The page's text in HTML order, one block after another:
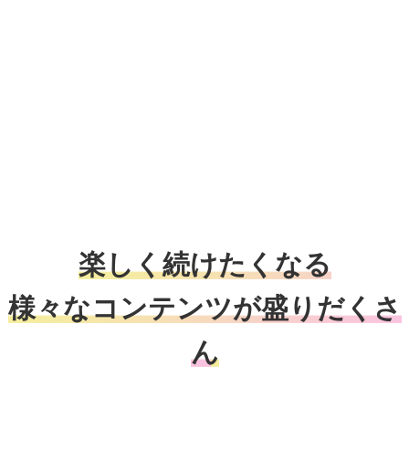
楽しく続けたくなる
様々なコンテンツが盛りだくさ
ん